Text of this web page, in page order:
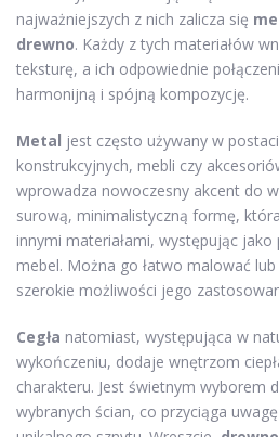
najważniejszych z nich zalicza się
drewno. Każdy z tych materiałów
teksturę, a ich odpowiednie
harmonijną i spójną kompozycję.
Metal jest często używany w
konstrukcyjnych, mebli czy
wprowadza nowoczesny akcent do
surową, minimalistyczną formę,
innymi materiałami, występując jako
mebel. Można go łatwo malować
szerokie możliwości jego
Cegła natomiast, występująca w
wykończeniu, dodaje wnętrzom
charakteru. Jest świetnym wyborem
wybranych ścian, co przyciąga